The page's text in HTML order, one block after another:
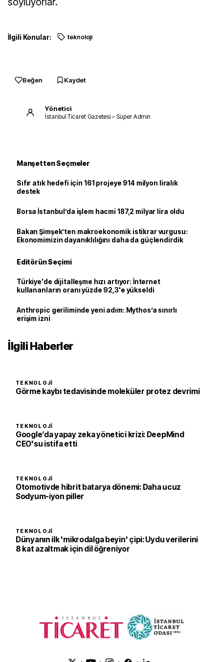
İlgili Konular: teknoloji
Beğen Kaydet
Yönetici
İstanbul Ticaret Gazetesi – Süper Admin
Manşetten Seçmeler
Sıfır atık hedefi için 161 projeye 914 milyon liralık
destek
Borsa İstanbul’da işlem hacmi 187,2 milyar lira oldu
Bakan Şimşek’ten makroekonomik istikrar vurgusu:
Ekonomimizin dayanıklılığını daha da güçlendirdik
Editörün Seçimi
Türkiye'de dijitalleşme hızı artıyor: İnternet
kullananların oranı yüzde 92,3'e yükseldi
Anthropic geriliminde yeni adım: Mythos’a sınırlı
erişim izni
İlgili Haberler
TEKNOLOJI
Görme kaybı tedavisinde moleküler protez devrimi
TEKNOLOJI
Google’da yapay zeka yönetici krizi: DeepMind
CEO'su istifa etti
TEKNOLOJI
Otomotivde hibrit batarya dönemi: Daha ucuz
Sodyum-iyon piller
TEKNOLOJI
Dünyanın ilk 'mikrodalga beyin' çipi: Uydu verilerini
8 kat azaltmak için dil öğreniyor